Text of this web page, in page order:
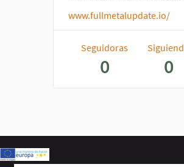
www.fullmetalupdate.io/
Seguidoras
0 0